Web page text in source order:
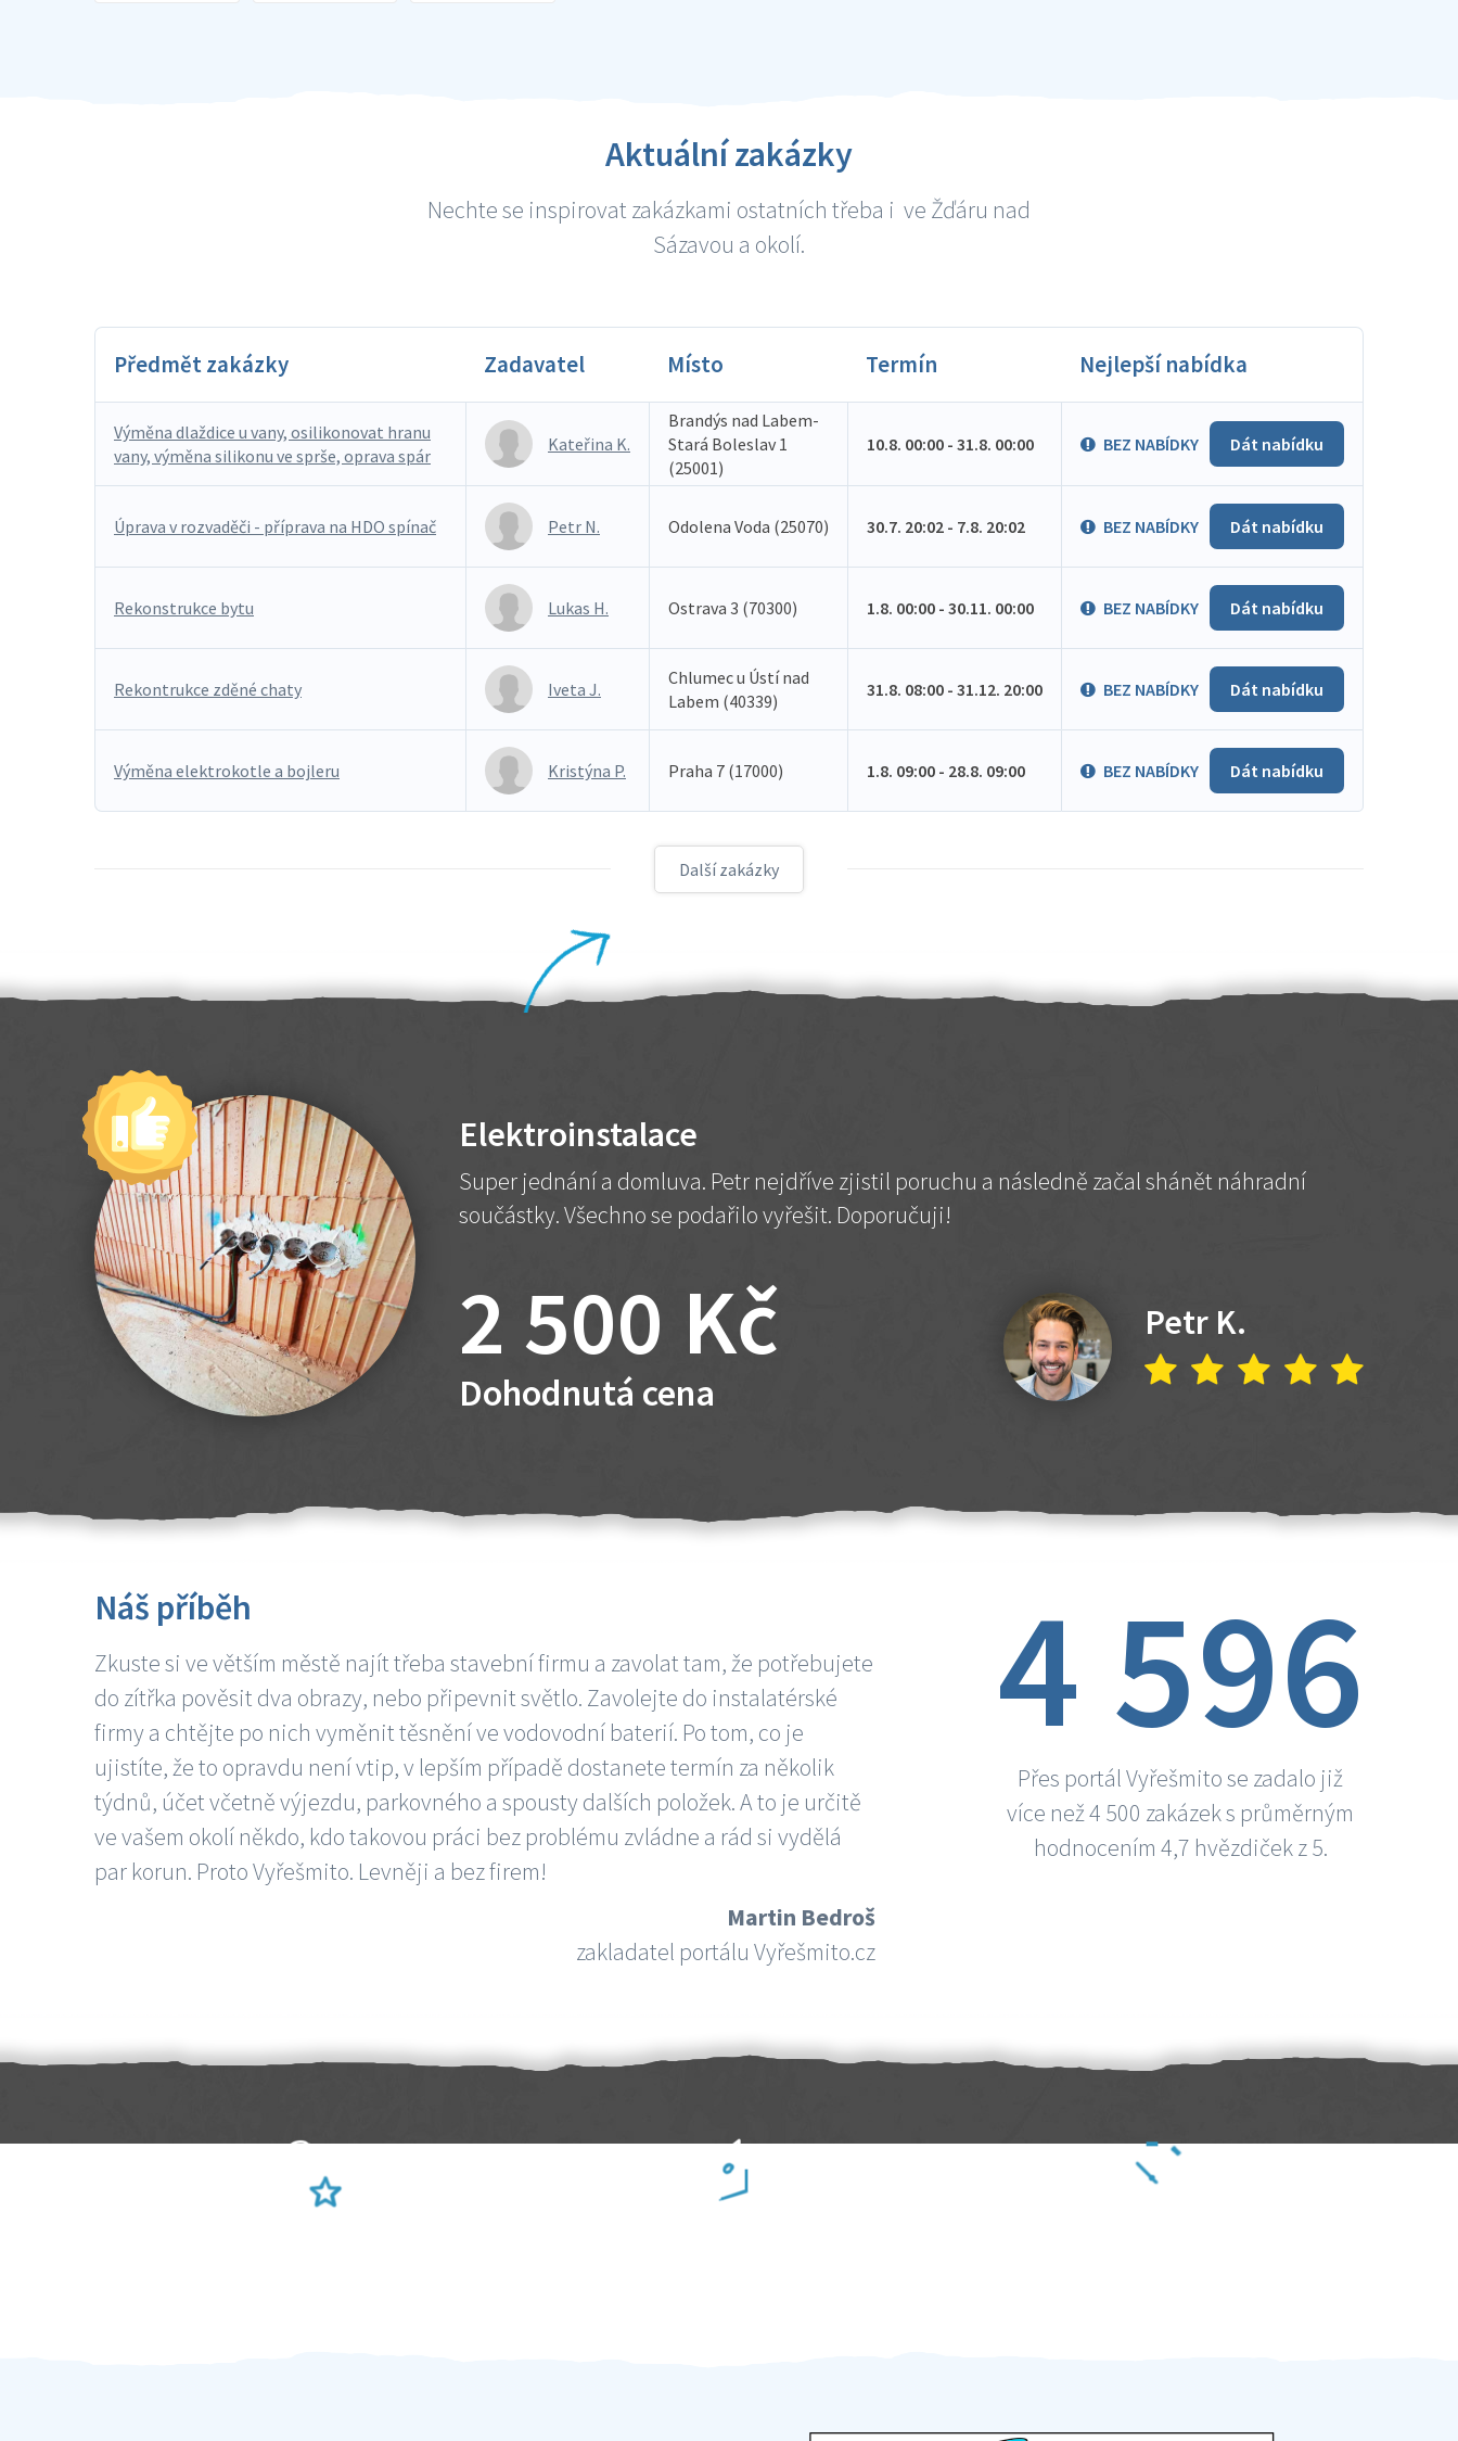
Aktuální zakázky
Nechte se inspirovat zakázkami ostatních třeba i ve Žďáru nad
Sázavou a okolí.
Předmět zakázky Zadavatel Místo Termín Nejlepší nabídka
Výměna dlaždice u vany, osilikonovat hranu
vany, výměna silikonu ve sprše, oprava spár
Kateřina K.
Brandýs nad Labem-
Stará Boleslav 1
(25001)
10.8. 00:00 - 31.8. 00:00 BEZ NABÍDKY Dát nabídku
Úprava v rozvaděči - příprava na HDO spínač Petr N. Odolena Voda (25070) 30.7. 20:02 - 7.8. 20:02 BEZ NABÍDKY Dát nabídku
Rekonstrukce bytu Lukas H. Ostrava 3 (70300) 1.8. 00:00 - 30.11. 00:00 BEZ NABÍDKY Dát nabídku
Rekontrukce zděné chaty Iveta J.
Chlumec u Ústí nad
Labem (40339)
31.8. 08:00 - 31.12. 20:00 BEZ NABÍDKY Dát nabídku
Výměna elektrokotle a bojleru Kristýna P. Praha 7 (17000) 1.8. 09:00 - 28.8. 09:00 BEZ NABÍDKY Dát nabídku
Další zakázky
Elektroinstalace
Super jednání a domluva. Petr nejdříve zjistil poruchu a následně začal shánět náhradní
součástky. Všechno se podařilo vyřešit. Doporučuji!
2 500 Kč
Dohodnutá cena
Petr K.
Náš příběh
Zkuste si ve větším městě najít třeba stavební firmu a zavolat tam, že potřebujete
do zítřka pověsit dva obrazy, nebo připevnit světlo. Zavolejte do instalatérské
firmy a chtějte po nich vyměnit těsnění ve vodovodní baterií. Po tom, co je
ujistíte, že to opravdu není vtip, v lepším případě dostanete termín za několik
týdnů, účet včetně výjezdu, parkovného a spousty dalších položek. A to je určitě
ve vašem okolí někdo, kdo takovou práci bez problému zvládne a rád si vydělá
par korun. Proto Vyřešmito. Levněji a bez firem!
Martin Bedroš
zakladatel portálu Vyřešmito.cz
4 596
Přes portál Vyřešmito se zadalo již
více než 4 500 zakázek s průměrným
hodnocením 4,7 hvězdiček z 5.